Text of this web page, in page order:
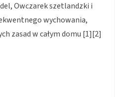
Owczarek szetlandzki i
wychowania,
zasad w całym domu [1][2]